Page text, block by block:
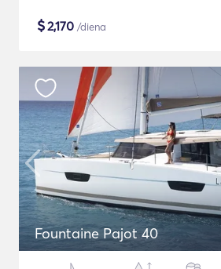
$2,170 /diena
Fountaine Pajot 40